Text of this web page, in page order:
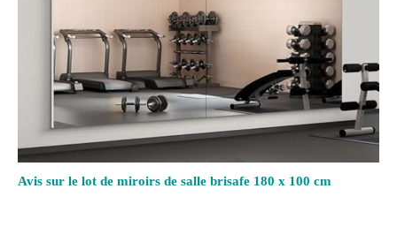
Avis sur le lot de miroirs de salle brisafe 180 x 100 cm